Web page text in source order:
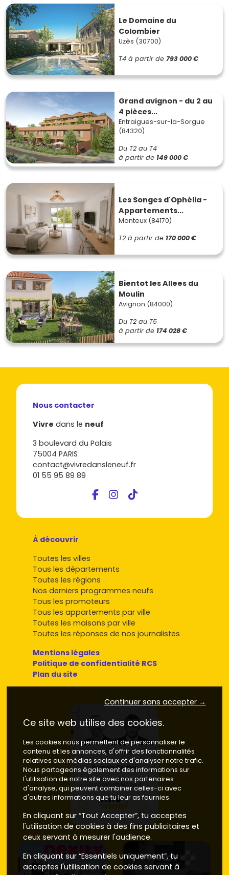
Le Domaine du
Colombier
Uzès (30700)
T4 à partir de 793 000 €
Grand avignon - du 2 au
4 pièces...
Entraigues-sur-la-Sorgue
(84320)
Du T2 au T4
à partir de 149 000 €
Les Songes d'Ophélia -
Appartements...
Monteux (84170)
T2 à partir de 170 000 €
Bientot les Allees du
Moulin
Avignon (84000)
Du T2 au T5
à partir de 174 028 €
Nous contacter
Vivre dans le neuf
3 boulevard du Palais
75004 PARIS
contact@vivredansleneuf.fr
01 55 95 89 89
À découvrir
Toutes les villes
Tous les départements
Toutes les régions
Nos derniers programmes neufs
Tous les promoteurs
Tous les appartements par ville
Toutes les maisons par ville
Toutes les réponses de nos journalistes
Mentions légales
Politique de confidentialité RCS
Plan du site
Continuer sans accepter →
Ce site web utilise des cookies.
Les cookies nous permettent de personnaliser le
contenu et les annonces, d'offrir des fonctionnalités
relatives aux médias sociaux et d'analyser notre trafic.
Nous partageons également des informations sur
l'utilisation de notre site avec nos partenaires
d'analyse, qui peuvent combiner celles-ci avec
d'autres informations que tu leur as fournies.
En cliquant sur “Tout Accepter”, tu acceptes
l'utilisation de cookies à des fins publicitaires et
ceux servant à mesurer l'audience.
En cliquant sur “Essentiels uniquement”, tu
acceptes l'utilisation de cookies servant à